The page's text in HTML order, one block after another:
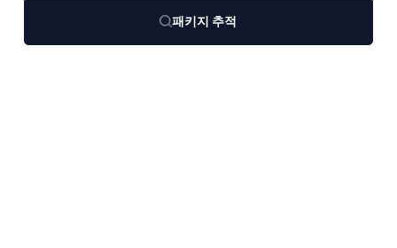
패키지 추적